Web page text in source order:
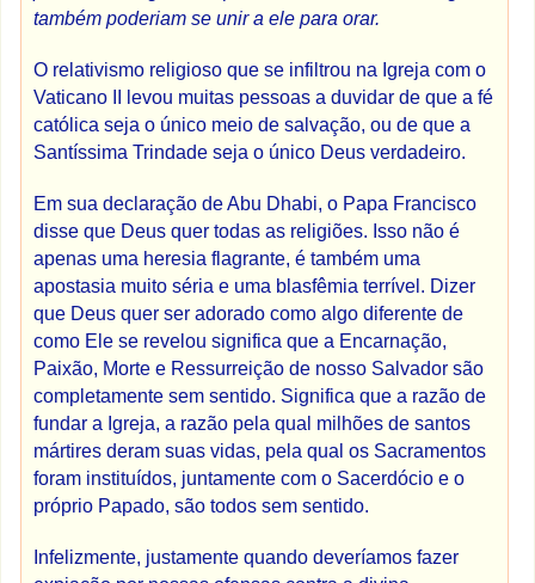
também poderiam se unir a ele para orar.
O relativismo religioso que se infiltrou na Igreja com o
Vaticano II levou muitas pessoas a duvidar de que a fé
católica seja o único meio de salvação, ou de que a
Santíssima Trindade seja o único Deus verdadeiro.
Em sua declaração de Abu Dhabi, o Papa Francisco
disse que Deus quer todas as religiões. Isso não é
apenas uma heresia flagrante, é também uma
apostasia muito séria e uma blasfêmia terrível. Dizer
que Deus quer ser adorado como algo diferente de
como Ele se revelou significa que a Encarnação,
Paixão, Morte e Ressurreição de nosso Salvador são
completamente sem sentido. Significa que a razão de
fundar a Igreja, a razão pela qual milhões de santos
mártires deram suas vidas, pela qual os Sacramentos
foram instituídos, juntamente com o Sacerdócio e o
próprio Papado, são todos sem sentido.
Infelizmente, justamente quando deveríamos fazer